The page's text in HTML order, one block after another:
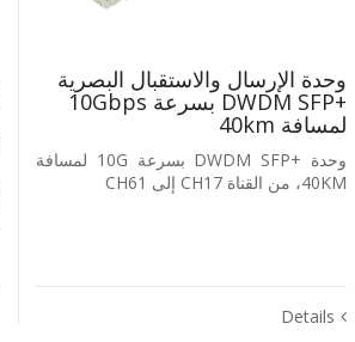
وحدة الإرسال والاستقبال البصرية
‎DWDM SFP+‎ بسرعة ‎10Gbps‎
لمسافة 40km
وحدة ‎DWDM SFP+‎ بسرعة ‎10G‎ لمسافة
‎40KM‎، من القناة ‎CH17‎ إلى ‎CH61‎
Details